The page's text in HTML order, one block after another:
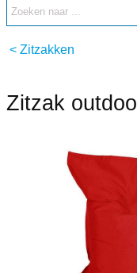
< Zitzakken
Zitzak